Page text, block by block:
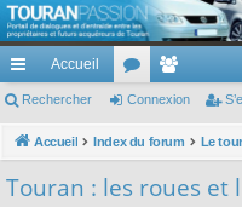
TouranPassion
Le forum des propriétaires ou futurs
cc
ès
Accueil
or
u
e
m
Rechercher Connexion
Accueil Index du forum
Touran : les roues et